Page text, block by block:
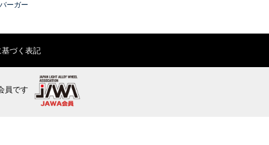
ーガー
づく表記
員です